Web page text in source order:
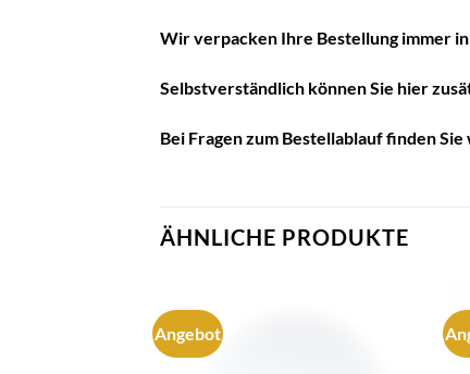
Wir verpacken Ihre Bestellung immer
Selbstverständlich können Sie hier
Bei Fragen zum Bestellablauf finden
ÄHNLICHE PRODUKTE
Angebot